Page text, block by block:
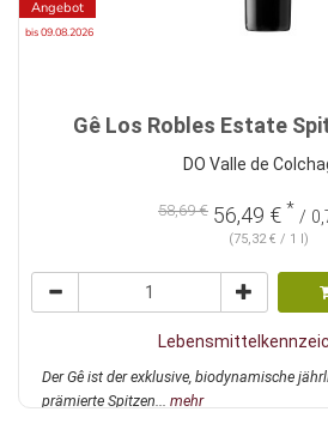
Angebot
bis 09.08.2026
Gê Los Robles Estate
DO Valle de
58,69 € 56,49 € * /
(75,32 € / 1 l)
Der Gê ist der exklusive, biodynamische
prämierte Spitzen... mehr